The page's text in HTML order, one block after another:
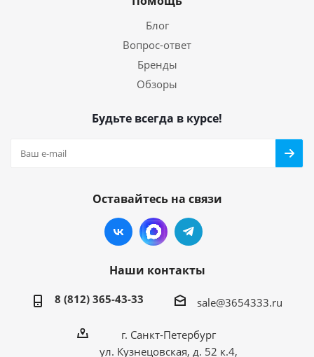
Блог
Вопрос-ответ
Бренды
Обзоры
Будьте всегда в курсе!
Оставайтесь на связи
Наши контакты
8 (812) 365-43-33 sale@3654333.ru
г. Санкт-Петербург
ул. Кузнецовская, д. 52 к.4,